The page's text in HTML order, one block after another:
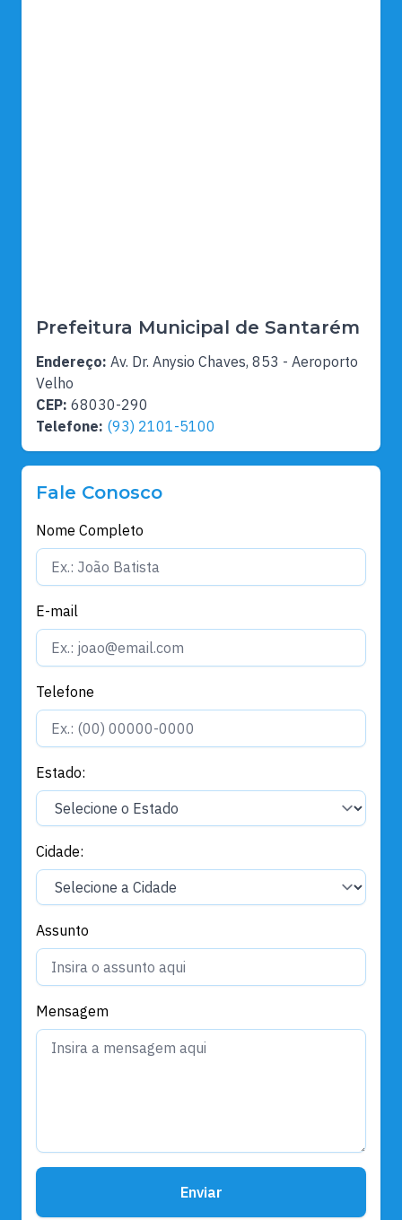
Prefeitura Municipal de Santarém
Endereço: Av. Dr. Anysio Chaves, 853 - Aeroporto
Velho
CEP: 68030-290
Telefone: (93) 2101-5100
Fale Conosco
Nome Completo
E-mail
Telefone
Estado:
Cidade:
Assunto
Mensagem
Enviar